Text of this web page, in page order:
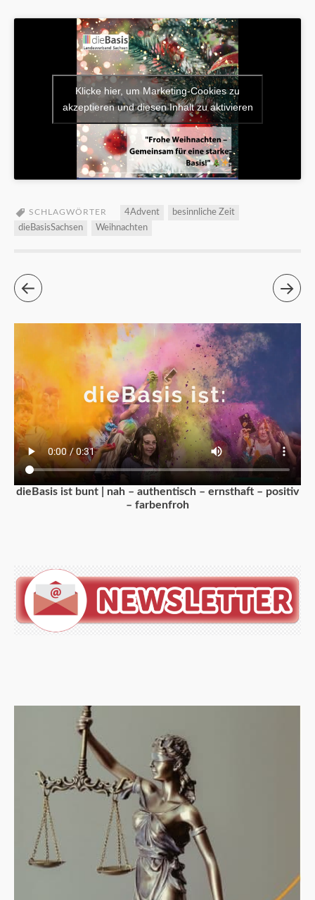
Klicke hier, um Marketing-Cookies zu
akzeptieren und diesen Inhalt zu aktivieren
SCHLAGWÖRTER 4Advent
besinnliche Zeit
dieBasisSachsen
Weihnachten
dieBasis ist bunt | nah – authentisch – ernsthaft – positiv
– farbenfroh